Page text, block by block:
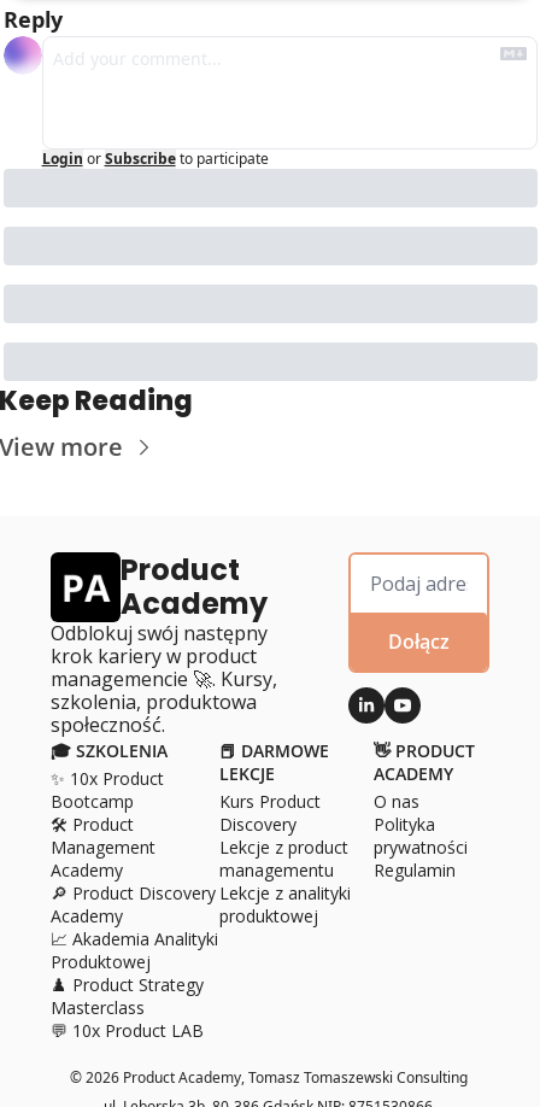
Reply
Login or Subscribe to participate
Reading
more
Product
Academy
Odblokuj swój następny
krok kariery w product
managemencie 🚀. Kursy,
szkolenia, produktowa
społeczność.
Dołącz
🎓 SZKOLENIA
✨ 10x Product
Bootcamp
🛠️ Product
Management
Academy
🔎 Product Discovery
Academy
📈 Akademia Analityki
Produktowej
♟️ Product Strategy
Masterclass
💬 10x Product LAB
📕 DARMOWE
LEKCJE
Kurs Product
Discovery
Lekcje z product
managementu
Lekcje z analityki
produktowej
👋 PRODUCT
ACADEMY
O nas
Polityka
prywatności
Regulamin
© 2026 Product Academy, Tomasz Tomaszewski Consulting